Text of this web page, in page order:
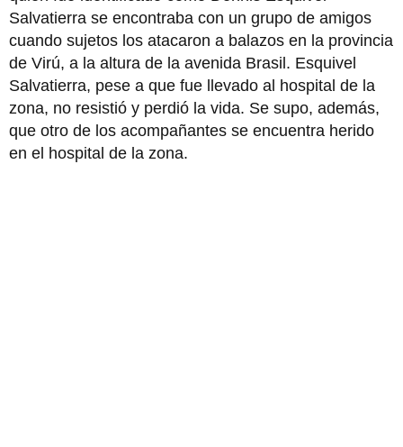
Salvatierra se encontraba con un grupo de amigos
cuando sujetos los atacaron a balazos en la provincia
de Virú, a la altura de la avenida Brasil. Esquivel
Salvatierra, pese a que fue llevado al hospital de la
zona, no resistió y perdió la vida. Se supo, además,
que otro de los acompañantes se encuentra herido
en el hospital de la zona.